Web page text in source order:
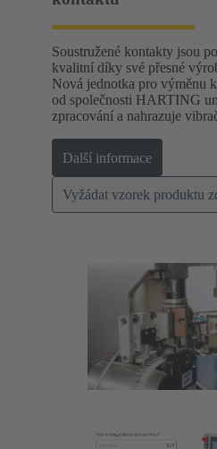
Soustružené kontakty jsou
kvalitní díky své přesné
Nová jednotka pro výměnu
od společnosti HARTING
zpracování a nahrazuje
Další informace
Vyžádat vzorek produktu